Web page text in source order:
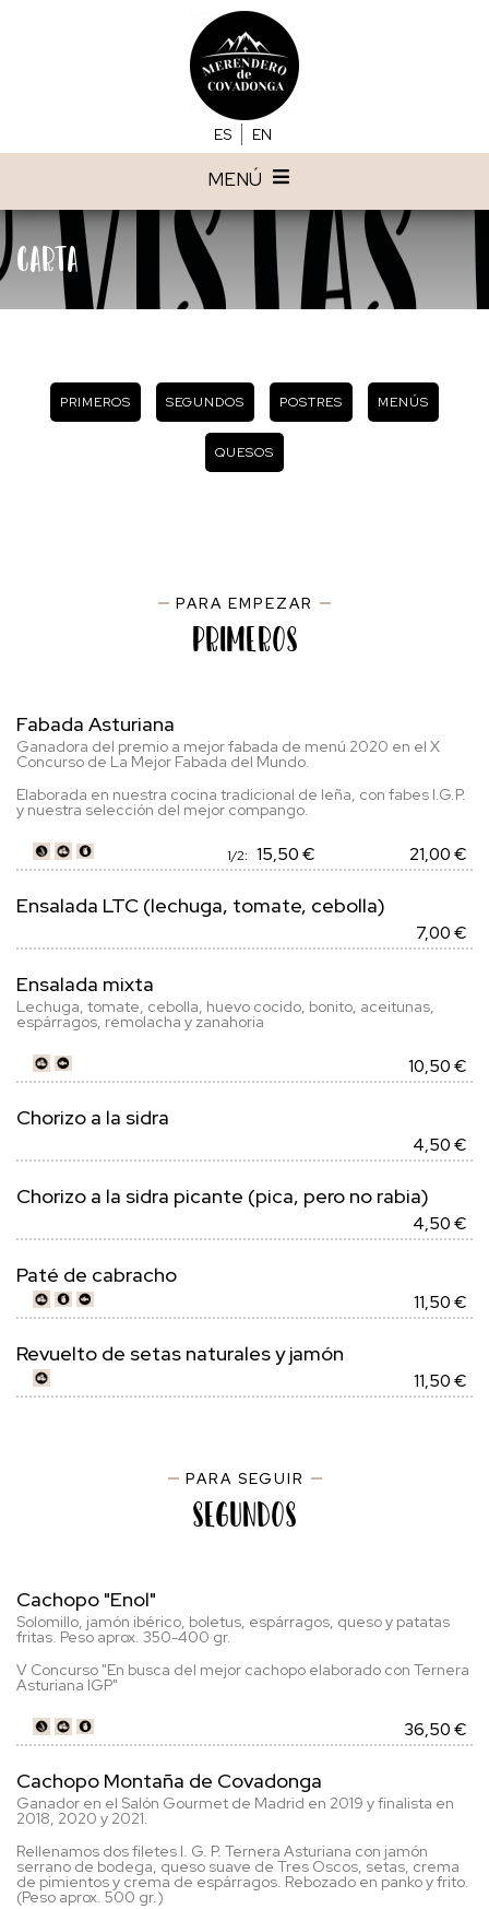
ES EN
MENÚ
Carta
PRIMEROS SEGUNDOS POSTRES MENÚS
QUESOS
PARA EMPEZAR
Primeros
Fabada Asturiana
Ganadora del premio a mejor fabada de menú 2020 en el X
Concurso de La Mejor Fabada del Mundo.
Elaborada en nuestra cocina tradicional de leña, con fabes I.G.P.
y nuestra selección del mejor compango.
1/2: 15,50 € 21,00 €
Ensalada LTC (lechuga, tomate, cebolla)
7,00 €
Ensalada mixta
Lechuga, tomate, cebolla, huevo cocido, bonito, aceitunas,
espárragos, remolacha y zanahoria
10,50 €
Chorizo a la sidra
4,50 €
Chorizo a la sidra picante (pica, pero no rabia)
4,50 €
Paté de cabracho
11,50 €
Revuelto de setas naturales y jamón
11,50 €
PARA SEGUIR
Segundos
Cachopo "Enol"
Solomillo, jamón ibérico, boletus, espárragos, queso y patatas
fritas. Peso aprox. 350-400 gr.
V Concurso "En busca del mejor cachopo elaborado con Ternera
Asturiana IGP"
36,50 €
Cachopo Montaña de Covadonga
Ganador en el Salón Gourmet de Madrid en 2019 y finalista en
2018, 2020 y 2021.
Rellenamos dos filetes I. G. P. Ternera Asturiana con jamón
serrano de bodega, queso suave de Tres Oscos, setas, crema
de pimientos y crema de espárragos. Rebozado en panko y frito.
(Peso aprox. 500 gr.)